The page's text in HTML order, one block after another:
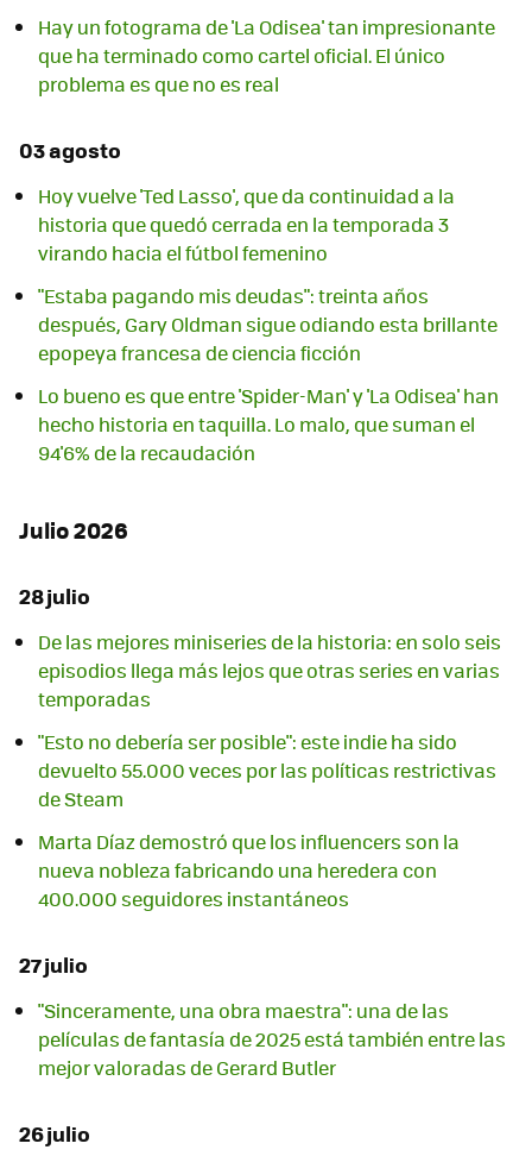
Hay un fotograma de 'La Odisea' tan impresionante
que ha terminado como cartel oficial. El único
problema es que no es real
03 agosto
Hoy vuelve 'Ted Lasso', que da continuidad a la
historia que quedó cerrada en la temporada 3
virando hacia el fútbol femenino
"Estaba pagando mis deudas": treinta años
después, Gary Oldman sigue odiando esta brillante
epopeya francesa de ciencia ficción
Lo bueno es que entre 'Spider-Man' y 'La Odisea' han
hecho historia en taquilla. Lo malo, que suman el
94'6% de la recaudación
Julio 2026
28 julio
De las mejores miniseries de la historia: en solo seis
episodios llega más lejos que otras series en varias
temporadas
"Esto no debería ser posible": este indie ha sido
devuelto 55.000 veces por las políticas restrictivas
de Steam
Marta Díaz demostró que los influencers son la
nueva nobleza fabricando una heredera con
400.000 seguidores instantáneos
27 julio
"Sinceramente, una obra maestra": una de las
películas de fantasía de 2025 está también entre las
mejor valoradas de Gerard Butler
26 julio